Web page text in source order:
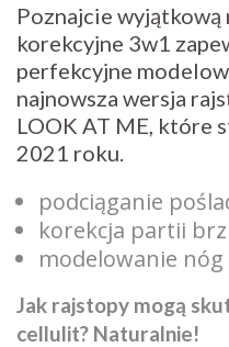
Poznajcie wyjątkową
korekcyjne 3w1
perfekcyjne
najnowsza wersja
LOOK AT ME, które
2021 roku.
podciąganie
korekcja partii
modelowanie nóg
Jak rajstopy mogą
cellulit? Naturalnie!